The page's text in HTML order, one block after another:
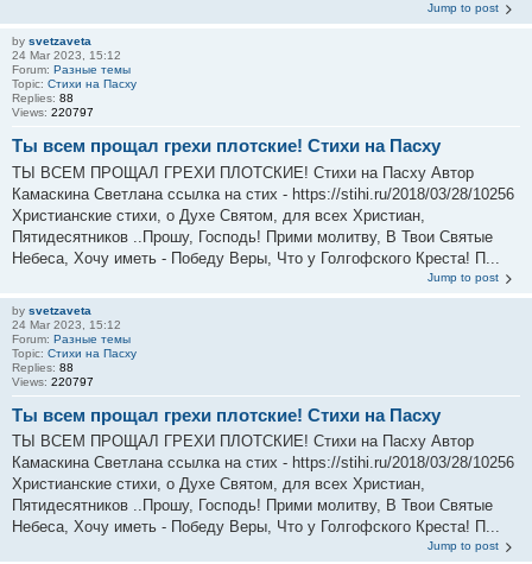
Jump to post
by svetzaveta
24 Mar 2023, 15:12
Forum: Разные темы
Topic: Стихи на Пасху
Replies: 88
Views: 220797
Ты всем прощал грехи плотские! Стихи на Пасху
ТЫ ВСЕМ ПРОЩАЛ ГРЕХИ ПЛОТСКИЕ! Стихи на Пасху Автор
Камаскина Светлана ссылка на стих - https://stihi.ru/2018/03/28/10256
Христианские стихи, о Духе Святом, для всех Христиан,
Пятидесятников ..Прошу, Господь! Прими молитву, В Твои Святые
Небеса, Хочу иметь - Победу Веры, Что у Голгофского Креста! П...
Jump to post
by svetzaveta
24 Mar 2023, 15:12
Forum: Разные темы
Topic: Стихи на Пасху
Replies: 88
Views: 220797
Ты всем прощал грехи плотские! Стихи на Пасху
ТЫ ВСЕМ ПРОЩАЛ ГРЕХИ ПЛОТСКИЕ! Стихи на Пасху Автор
Камаскина Светлана ссылка на стих - https://stihi.ru/2018/03/28/10256
Христианские стихи, о Духе Святом, для всех Христиан,
Пятидесятников ..Прошу, Господь! Прими молитву, В Твои Святые
Небеса, Хочу иметь - Победу Веры, Что у Голгофского Креста! П...
Jump to post